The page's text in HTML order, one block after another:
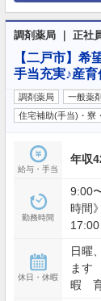
調剤薬局 ｜ 正社
【二戸市】
手当充実♪産
調剤薬局 一般薬
住宅補助(手当)・寮
給与・手当
年収
勤務時間
9:00
時間
休日・休暇
日曜
ます
暇 育